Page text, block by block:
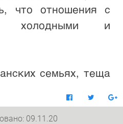
что отношения с
холодными и
семьях, теща
09.11.20